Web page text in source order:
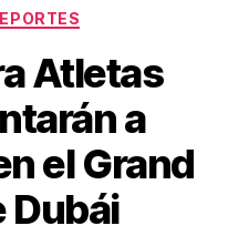
Categorías
Atletas
a
el Grand
Dubái